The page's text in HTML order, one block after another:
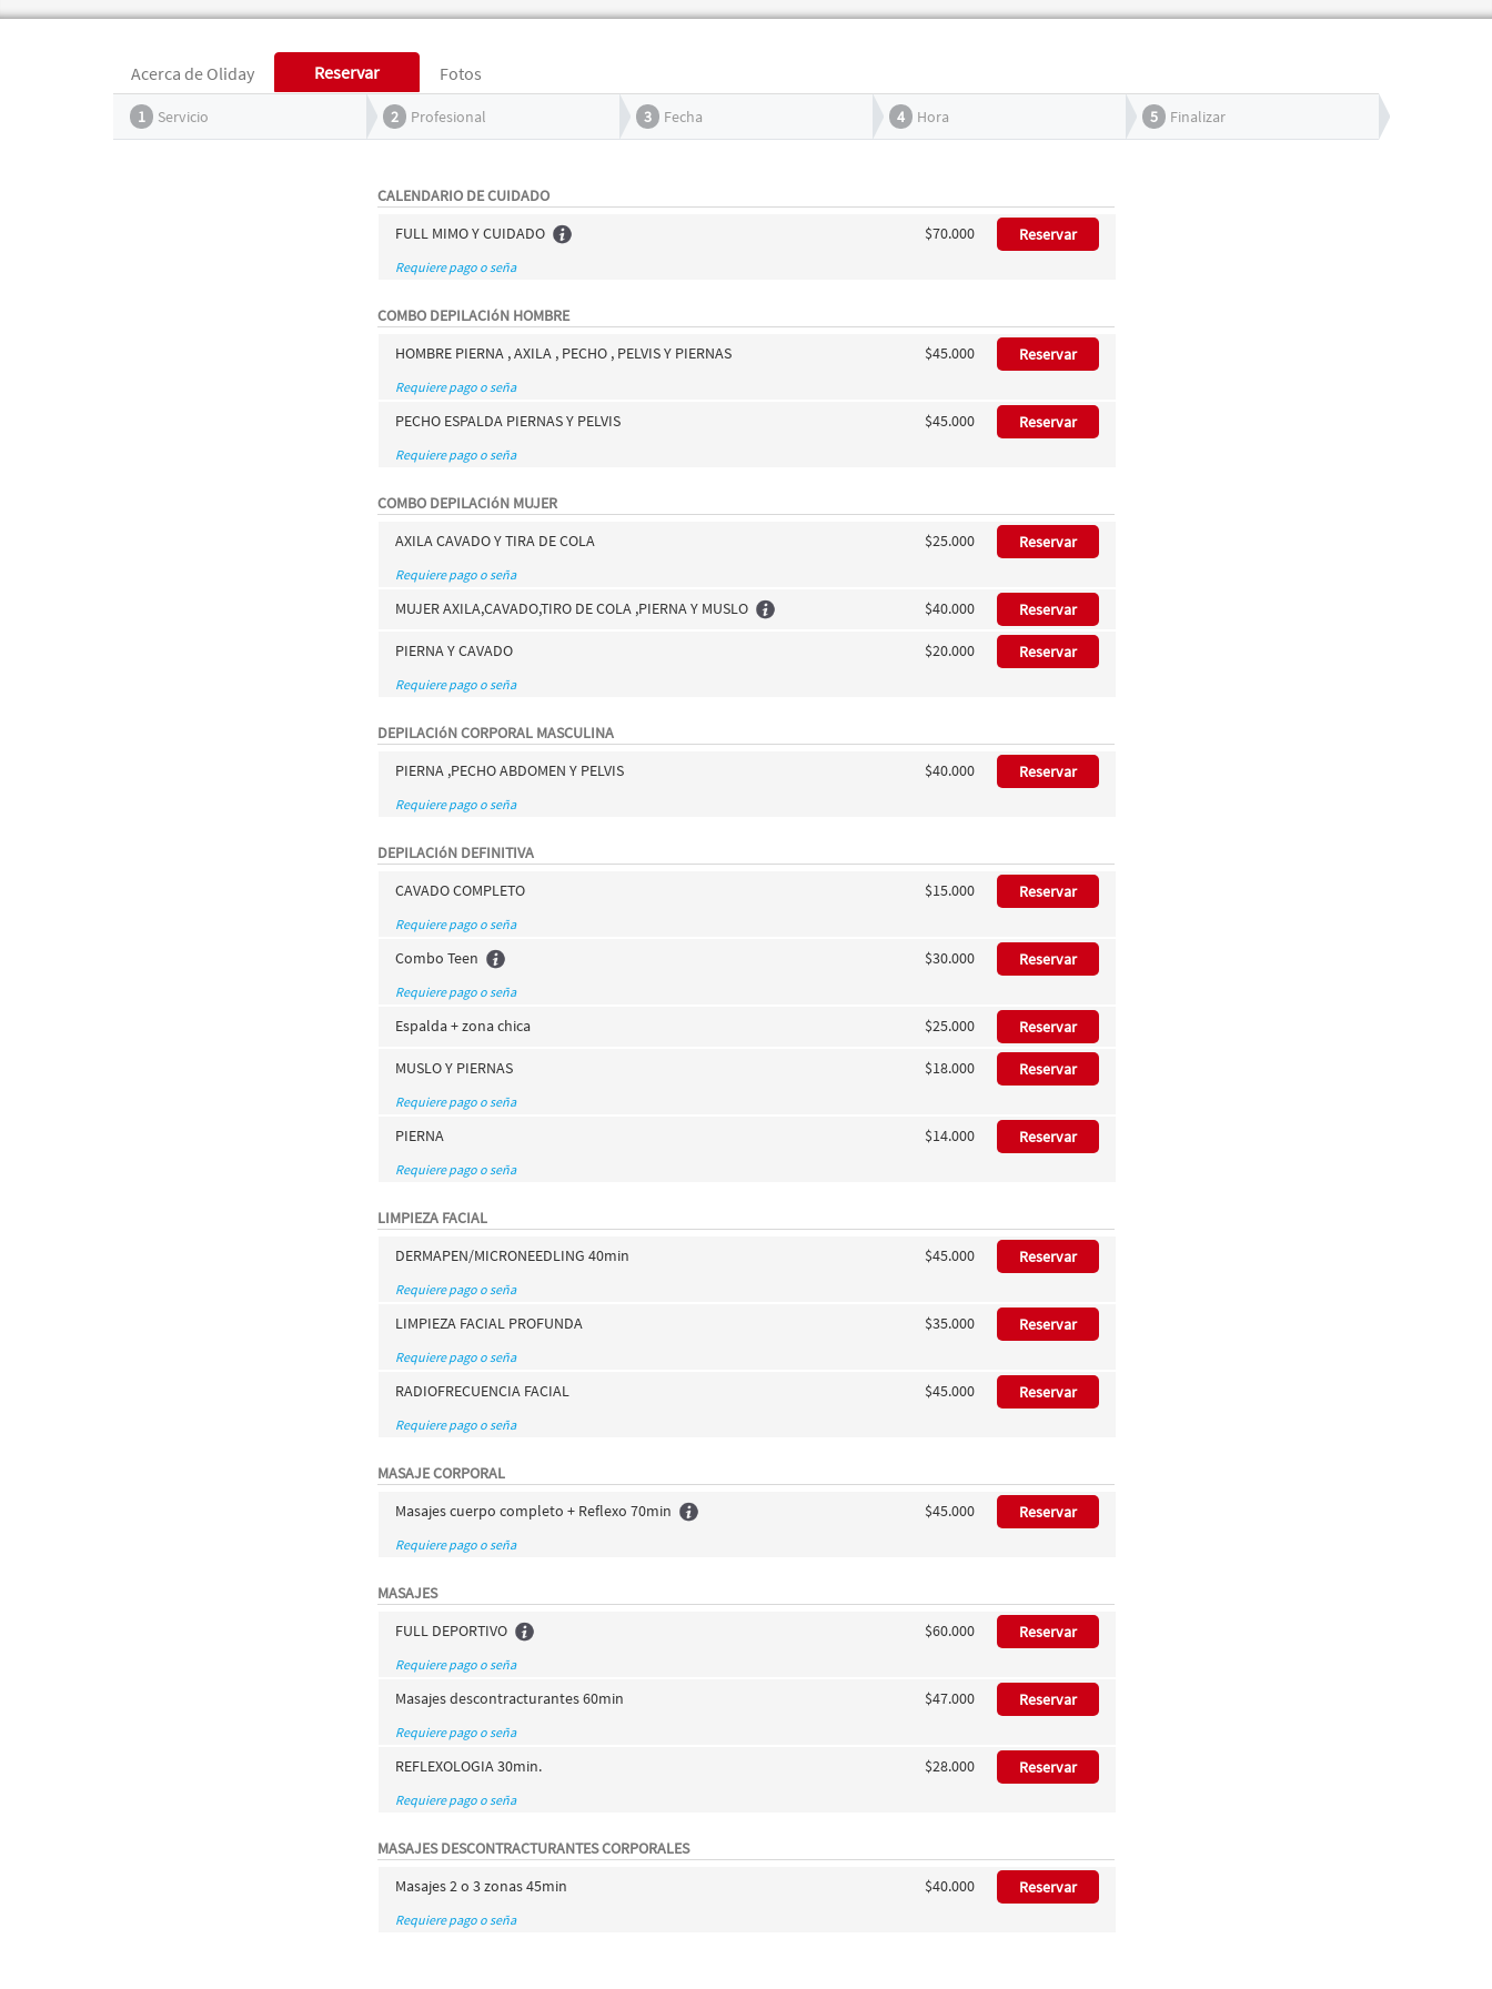
Acerca de Oliday Reservar Fotos
1 Servicio 2 Profesional 3 Fecha 4 Hora 5 Finalizar
CALENDARIO DE CUIDADO
FULL MIMO Y CUIDADO
$70.000 Reservar
Requiere pago o seña
COMBO DEPILACIóN HOMBRE
HOMBRE PIERNA , AXILA , PECHO , PELVIS Y PIERNAS
$45.000 Reservar
Requiere pago o seña
PECHO ESPALDA PIERNAS Y PELVIS $45.000 Reservar
Requiere pago o seña
COMBO DEPILACIóN MUJER
AXILA CAVADO Y TIRA DE COLA
$25.000 Reservar
Requiere pago o seña
MUJER AXILA,CAVADO,TIRO DE COLA ,PIERNA Y MUSLO $40.000 Reservar
PIERNA Y CAVADO $20.000 Reservar
Requiere pago o seña
DEPILACIóN CORPORAL MASCULINA
PIERNA ,PECHO ABDOMEN Y PELVIS
$40.000 Reservar
Requiere pago o seña
DEPILACIóN DEFINITIVA
CAVADO COMPLETO
$15.000 Reservar
Requiere pago o seña
Combo Teen $30.000 Reservar
Requiere pago o seña
Espalda + zona chica $25.000 Reservar
MUSLO Y PIERNAS $18.000 Reservar
Requiere pago o seña
PIERNA $14.000 Reservar
Requiere pago o seña
LIMPIEZA FACIAL
DERMAPEN/MICRONEEDLING 40min
$45.000 Reservar
Requiere pago o seña
LIMPIEZA FACIAL PROFUNDA $35.000 Reservar
Requiere pago o seña
RADIOFRECUENCIA FACIAL $45.000 Reservar
Requiere pago o seña
MASAJE CORPORAL
Masajes cuerpo completo + Reflexo 70min
$45.000 Reservar
Requiere pago o seña
MASAJES
FULL DEPORTIVO
$60.000 Reservar
Requiere pago o seña
Masajes descontracturantes 60min $47.000 Reservar
Requiere pago o seña
REFLEXOLOGIA 30min. $28.000 Reservar
Requiere pago o seña
MASAJES DESCONTRACTURANTES CORPORALES
Masajes 2 o 3 zonas 45min
$40.000 Reservar
Requiere pago o seña